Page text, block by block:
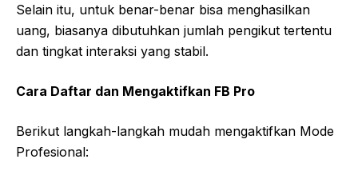
Selain itu, untuk benar-benar bisa menghasilkan
uang, biasanya dibutuhkan jumlah pengikut tertentu
dan tingkat interaksi yang stabil.
Cara Daftar dan Mengaktifkan FB Pro
Berikut langkah-langkah mudah mengaktifkan Mode
Profesional: